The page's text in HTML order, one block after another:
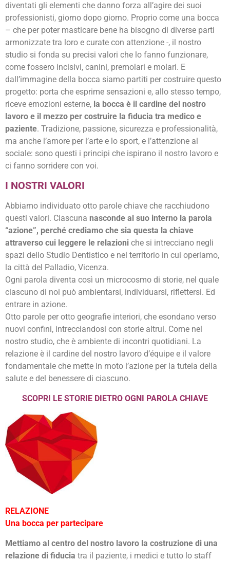
diventati gli elementi che danno forza all’agire dei suoi
professionisti, giorno dopo giorno. Proprio come una bocca
– che per poter masticare bene ha bisogno di diverse parti
armonizzate tra loro e curate con attenzione -, il nostro
studio si fonda su precisi valori che lo fanno funzionare,
come fossero incisivi, canini, premolari e molari. E
dall’immagine della bocca siamo partiti per costruire questo
progetto: porta che esprime sensazioni e, allo stesso tempo,
riceve emozioni esterne, la bocca è il cardine del nostro
lavoro e il mezzo per costruire la fiducia tra medico e
paziente. Tradizione, passione, sicurezza e professionalità,
ma anche l’amore per l’arte e lo sport, e l’attenzione al
sociale: sono questi i principi che ispirano il nostro lavoro e
ci fanno sorridere con voi.
I NOSTRI VALORI
Abbiamo individuato otto parole chiave che racchiudono
questi valori. Ciascuna nasconde al suo interno la parola
“azione”, perché crediamo che sia questa la chiave
attraverso cui leggere le relazioni che si intrecciano negli
spazi dello Studio Dentistico e nel territorio in cui operiamo,
la città del Palladio, Vicenza.
Ogni parola diventa così un microcosmo di storie, nel quale
ciascuno di noi può ambientarsi, individuarsi, riflettersi. Ed
entrare in azione.
Otto parole per otto geografie interiori, che esondano verso
nuovi confini, intrecciandosi con storie altrui. Come nel
nostro studio, che è ambiente di incontri quotidiani. La
relazione è il cardine del nostro lavoro d’équipe e il valore
fondamentale che mette in moto l’azione per la tutela della
salute e del benessere di ciascuno.
SCOPRI LE STORIE DIETRO OGNI PAROLA CHIAVE
RELAZIONE
Una bocca per partecipare
Mettiamo al centro del nostro lavoro la costruzione di una
relazione di fiducia tra il paziente, i medici e tutto lo staff